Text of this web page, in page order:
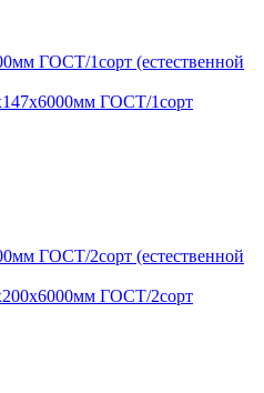
ГОСТ/1сорт
ГОСТ/2сорт